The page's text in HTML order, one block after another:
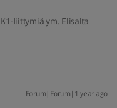
liittymiä ym. Elisalta
Forum|Forum|1 year ago